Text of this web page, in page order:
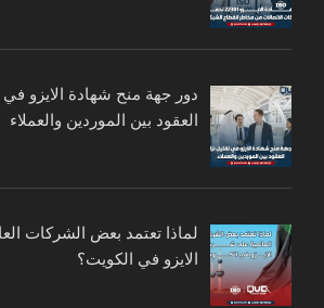
دور جهة منح شهادة الايزو في
العقود بين الموردين والعملاء
لماذا تعتمد بعض الشركات
الايزو في الكويت؟